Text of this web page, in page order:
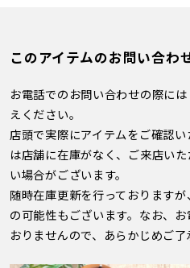
このアイテムのお問い合わ
お電話でのお問い合わせの際に
えください。
店頭で実際にアイテムをご確認
は店舗に在庫がなく、ご来店い
い場合がございます。
随時在庫更新を行っております
の可能性もございます。なお、
おりませんので、あらかじめご了